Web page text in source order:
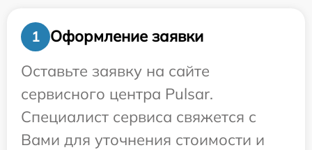
1
Оформление заявки
Оставьте заявку на сайте
сервисного центра Pulsar.
Специалист сервиса свяжется с
Вами для уточнения стоимости и